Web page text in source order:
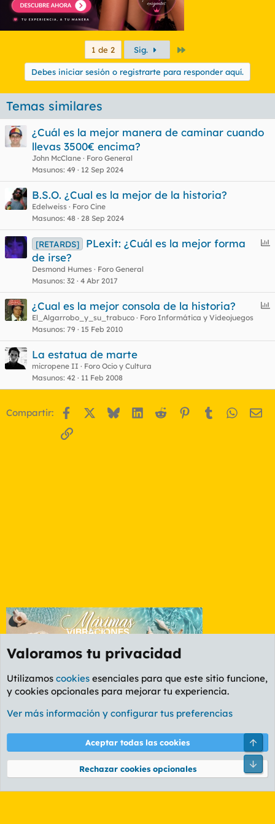
1 de 2 Sig.
Debes iniciar sesión o registrarte para responder aquí.
Temas similares
¿Cuál es la mejor manera de caminar cuando
llevas 3500€ encima?
John McClane
Foro General
Masunos 49 12 Sep 2024
B.S.O. ¿Cual es la mejor de la historia?
Edelweiss
Foro Cine
Masunos 48 28 Sep 2024
E
e
s
[RETARDS]
PLexit: ¿Cuál es la mejor forma
de irse?
Desmond Humes
Foro General
Masunos 32 4 Abr 2017
E
u
¿Cual es la mejor consola de la historia?
El_Algarrobo_y_su_trabuco
Foro Informática y Videojuegos
Masunos 79 15 Feb 2010
La estatua de marte
micropene II
Foro Ocio y Cultura
Masunos 42 11 Feb 2008
Compartir: Facebook BlueskyLinkedIn
Reddit Pinterest
Tumblr
Enlace
Foro General
Cookies
PL OLDSTYLE AMARILLO
Términos y reglas Política de privacidad Ayuda
Community platform by XenForo® © 2010-2026 XenForo Ltd.
Valoramos tu privacidad
Utilizamos cookies esenciales para que este sitio funcione,
y cookies opcionales para mejorar tu experiencia.
Ver más información y configurar tus preferencias
Aceptar todas las cookies
Rechazar cookies opcionales
Pie